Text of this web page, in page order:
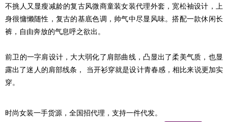
不挑人又显瘦减龄的复古风微商童装女装代理外套，宽松袖设计，上
身很慵懒随性，复古的基底色调，帅气中尽显风味。搭配一款休闲长
裤，自由奔放的气息呼之欲出。
前卫的一字肩设计，大大弱化了肩部曲线，凸显出了柔美气质，也显
露出了迷人的肩部线条， 当开衫穿就是设计青春感，相比来说更加实
穿。
时尚女装一手货源，全国招代理，支持一件代发。